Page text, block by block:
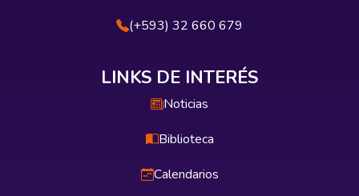
(+593) 32 660 679
LINKS DE INTERÉS
Noticias
Biblioteca
Calendarios